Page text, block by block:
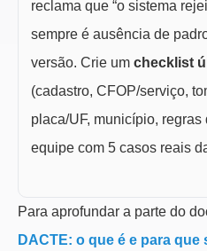
reclama que “o sistema
sempre é ausência de
versão. Crie um checklist
(cadastro, CFOP/serviço,
placa/UF, município, regras
equipe com 5 casos reais
Para aprofundar a parte do
DACTE: o que é e para que